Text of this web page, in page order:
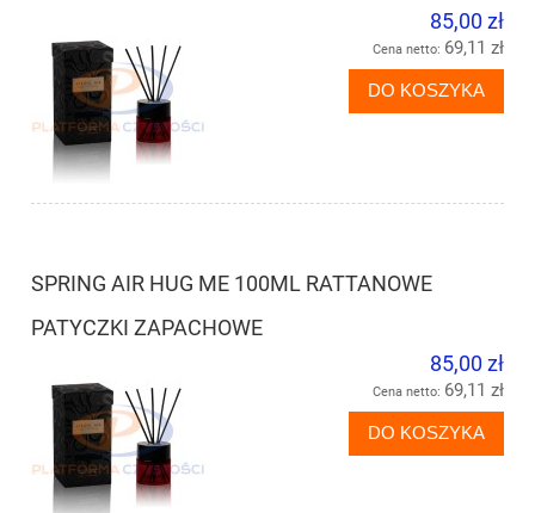
85,00 zł
Cena netto: 69,11 zł
DO KOSZYKA
SPRING AIR HUG ME 100ML RATTANOWE
PATYCZKI ZAPACHOWE
85,00 zł
Cena netto: 69,11 zł
DO KOSZYKA